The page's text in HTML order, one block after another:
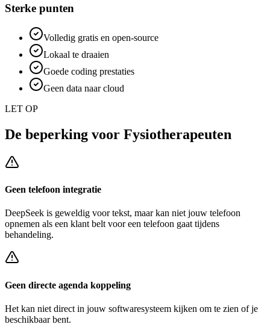
Sterke punten
Volledig gratis en open-source
Lokaal te draaien
Goede coding prestaties
Geen data naar cloud
LET OP
De beperking voor Fysiotherapeuten
Geen telefoon integratie
DeepSeek is geweldig voor tekst, maar kan niet jouw telefoon
opnemen als een klant belt voor een telefoon gaat tijdens
behandeling.
Geen directe agenda koppeling
Het kan niet direct in jouw softwaresysteem kijken om te zien of je
beschikbaar bent.